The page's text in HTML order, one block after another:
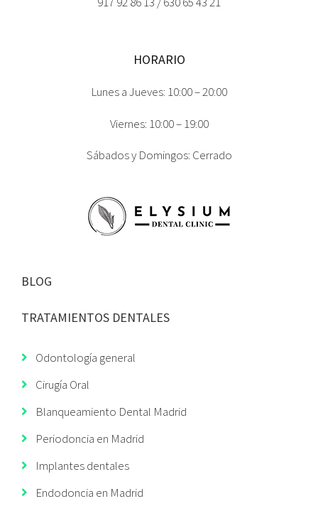
HORARIO
Lunes a Jueves: 10:00 – 20:00
Viernes: 10:00 – 19:00
Sábados y Domingos: Cerrado
BLOG
TRATAMIENTOS DENTALES
Odontología general
Cirugía Oral
Blanqueamiento Dental Madrid
Periodoncia en Madrid
Implantes dentales
Endodoncia en Madrid